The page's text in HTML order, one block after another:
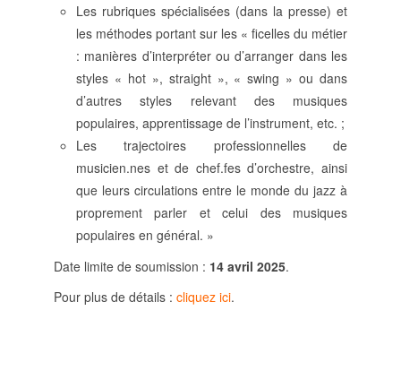
Les rubriques spécialisées (dans la presse) et
les méthodes portant sur les « ficelles du métier
: manières d’interpréter ou d’arranger dans les
styles « hot », straight », « swing » ou dans
d’autres styles relevant des musiques
populaires, apprentissage de l’instrument, etc. ;
Les trajectoires professionnelles de
musicien.nes et de chef.fes d’orchestre, ainsi
que leurs circulations entre le monde du jazz à
proprement parler et celui des musiques
populaires en général. »
Date limite de soumission : 14 avril 2025.
Pour plus de détails : cliquez ici.